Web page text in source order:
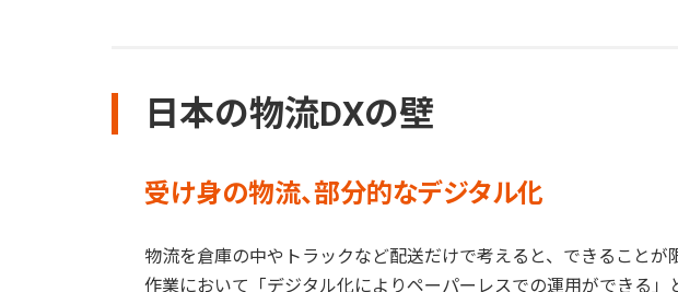
日本の物流DXの壁
受け身の物流、部分的なデジタル化
物流を倉庫の中やトラックなど配送だけで考えると、できることが
作業において「デジタル化によりペーパーレスでの運用ができる